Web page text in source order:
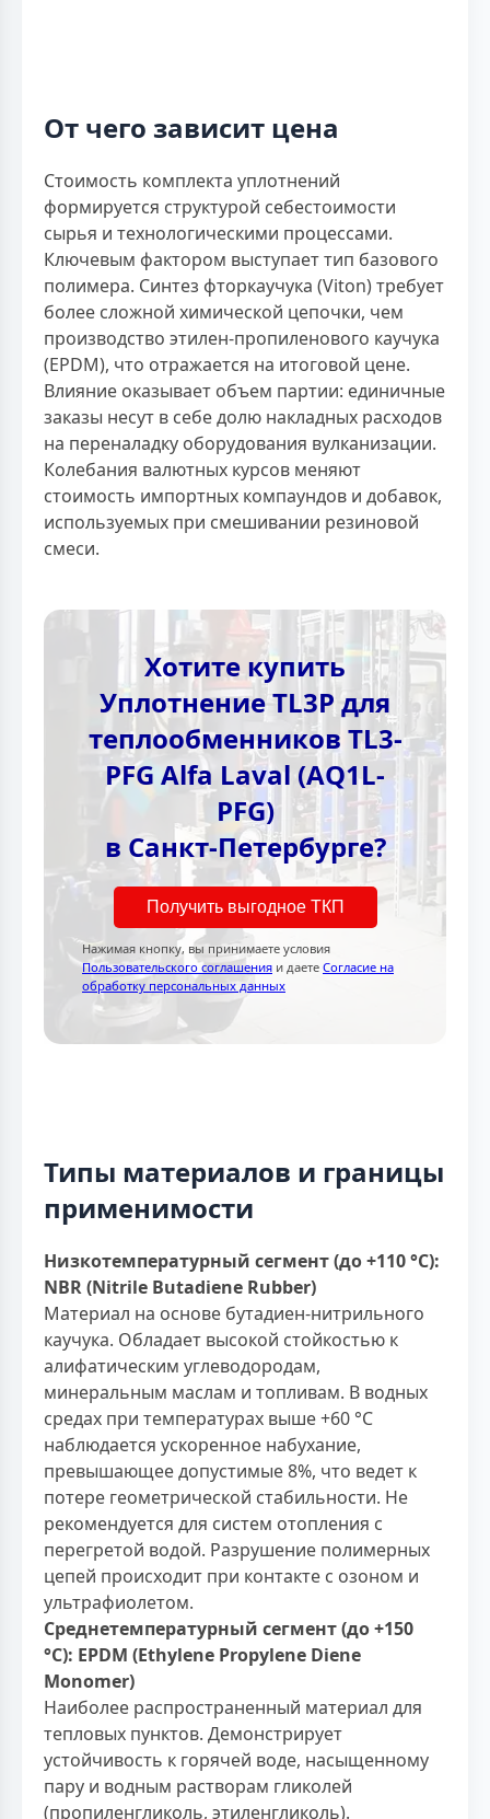
От чего зависит цена
Стоимость комплекта уплотнений
формируется структурой себестоимости
сырья и технологическими процессами.
Ключевым фактором выступает тип базового
полимера. Синтез фторкаучука (Viton) требует
более сложной химической цепочки, чем
производство этилен-пропиленового каучука
(EPDM), что отражается на итоговой цене.
Влияние оказывает объем партии: единичные
заказы несут в себе долю накладных расходов
на переналадку оборудования вулканизации.
Колебания валютных курсов меняют
стоимость импортных компаундов и добавок,
используемых при смешивании резиновой
смеси.
Хотите купить
Уплотнение TL3P для
теплообменников TL3-
PFG Alfa Laval (AQ1L-
PFG)
в Санкт-Петербурге?
Получить выгодное ТКП
Нажимая кнопку, вы принимаете условия
Пользовательского соглашения и даете Согласие на
обработку персональных данных
Типы материалов и границы
применимости
Низкотемпературный сегмент (до +110 °С):
NBR (Nitrile Butadiene Rubber)
Материал на основе бутадиен-нитрильного
каучука. Обладает высокой стойкостью к
алифатическим углеводородам,
минеральным маслам и топливам. В водных
средах при температурах выше +60 °С
наблюдается ускоренное набухание,
превышающее допустимые 8%, что ведет к
потере геометрической стабильности. Не
рекомендуется для систем отопления с
перегретой водой. Разрушение полимерных
цепей происходит при контакте с озоном и
ультрафиолетом.
Среднетемпературный сегмент (до +150
°С): EPDM (Ethylene Propylene Diene
Monomer)
Наиболее распространенный материал для
тепловых пунктов. Демонстрирует
устойчивость к горячей воде, насыщенному
пару и водным растворам гликолей
(пропиленгликоль, этиленгликоль).